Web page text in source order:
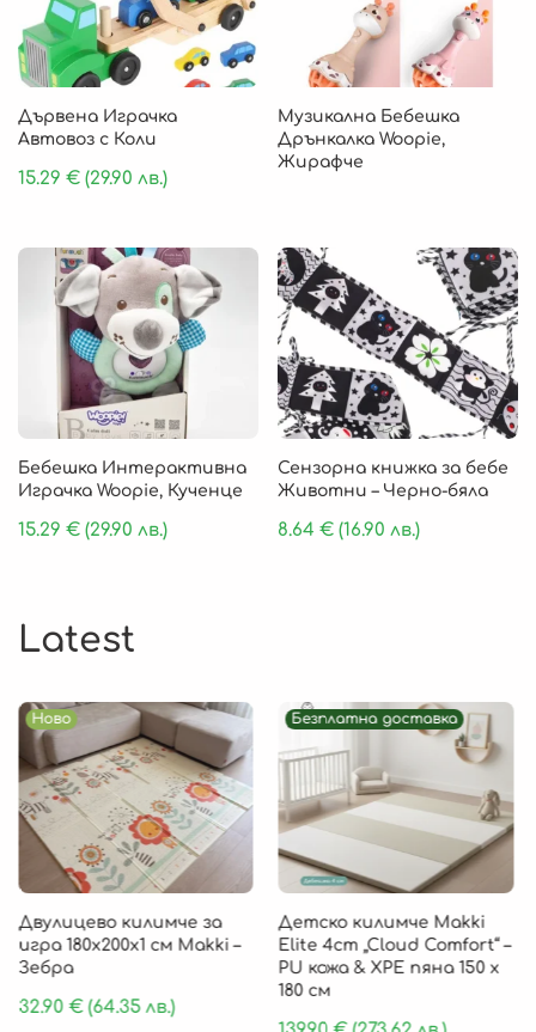
Дървена Играчка
Автовоз с Коли
15.29 € (29.90 лв.)
Музикална Бебешка
Дрънкалка Woopie,
Жирафче
Бебешка Интерактивна
Играчка Woopie, Кученце
15.29 € (29.90 лв.)
Сензорна книжка за бебе
Животни – Черно-бяла
8.64€ (16.90 лв.)
Latest
Ново
Двулицево килимче за
игра 180х200х1 см Makki –
Зебра
32.90 €(64.35 лв.)
Безплатна доставка
Детско килимче Makki
Elite 4cm „Cloud Comfort“ –
PU кожа & XPE пяна 150 х
180 см